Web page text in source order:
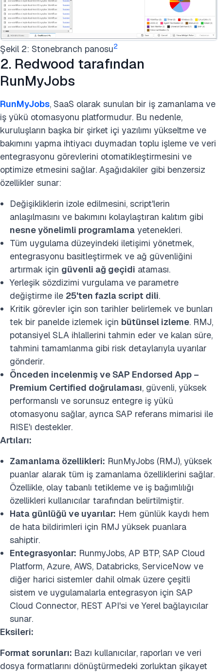
Şekil 2: Stonebranch panosu2
2. Redwood tarafından
RunMyJobs
RunMyJobs, SaaS olarak sunulan bir iş zamanlama ve
iş yükü otomasyonu platformudur. Bu nedenle,
kuruluşların başka bir şirket içi yazılımı yükseltme ve
bakımını yapma ihtiyacı duymadan toplu işleme ve veri
entegrasyonu görevlerini otomatikleştirmesini ve
optimize etmesini sağlar. Aşağıdakiler gibi benzersiz
özellikler sunar:
Değişikliklerin izole edilmesini, script'lerin
anlaşılmasını ve bakımını kolaylaştıran kalıtım gibi
nesne yönelimli programlama yetenekleri.
Tüm uygulama düzeyindeki iletişimi yönetmek,
entegrasyonu basitleştirmek ve ağ güvenliğini
artırmak için güvenli ağ geçidi ataması.
Yerleşik sözdizimi vurgulama ve parametre
değiştirme ile 25'ten fazla script dili.
Kritik görevler için son tarihler belirlemek ve bunları
tek bir panelde izlemek için bütünsel izleme. RMJ,
potansiyel SLA ihlallerini tahmin eder ve kalan süre,
tahmini tamamlanma gibi risk detaylarıyla uyarılar
gönderir.
Önceden incelenmiş ve SAP Endorsed App –
Premium Certified doğrulaması, güvenli, yüksek
performanslı ve sorunsuz entegre iş yükü
otomasyonu sağlar, ayrıca SAP referans mimarisi ile
RISE'ı destekler.
Artıları:
Zamanlama özellikleri: RunMyJobs (RMJ), yüksek
puanlar alarak tüm iş zamanlama özelliklerini sağlar.
Özellikle, olay tabanlı tetikleme ve iş bağımlılığı
özellikleri kullanıcılar tarafından belirtilmiştir.
Hata günlüğü ve uyarılar: Hem günlük kaydı hem
de hata bildirimleri için RMJ yüksek puanlara
sahiptir.
Entegrasyonlar: RunmyJobs, AP BTP, SAP Cloud
Platform, Azure, AWS, Databricks, ServiceNow ve
diğer harici sistemler dahil olmak üzere çeşitli
sistem ve uygulamalarla entegrasyon için SAP
Cloud Connector, REST API'si ve Yerel bağlayıcılar
sunar.
Eksileri:
Format sorunları: Bazı kullanıcılar, raporları ve veri
dosya formatlarını dönüştürmedeki zorluktan şikayet